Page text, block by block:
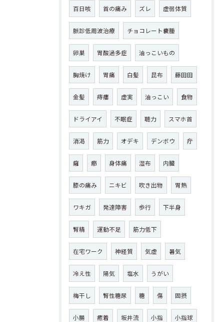
百日咳 首の痛み ズレ 虚弱体質
脈診低周波治療 チョコレート嚢腫
卵巣 胃酸過多症 油っこいもの
胸焼け 胃痛 白髪 昆布 藤田田
金髪 痔瘻 虚実 油っこい 食物
ドライアイ 不眠症 聴力 スマホ首
消渇 筋力 オデキ デンボウ 疔
癰 癤 身体痛 湿布 内臓
膝の痛み ニキビ 吹き出物 胃熱
ワキガ 発達障害 歩行 下半身
腎精 運動不足 筋力低下
在宅ワーク 神経質 気虚 暑気
冷え性 陽気 塩水 うがい
梅干し 腎性糖尿 糖 傷 固摂
小腸 癒着 坂井流 小指 小指球